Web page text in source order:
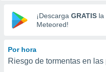
y
digital
basada
¡Descarga GRATIS la
Meteored!
Por hora
Riesgo de tormentas en